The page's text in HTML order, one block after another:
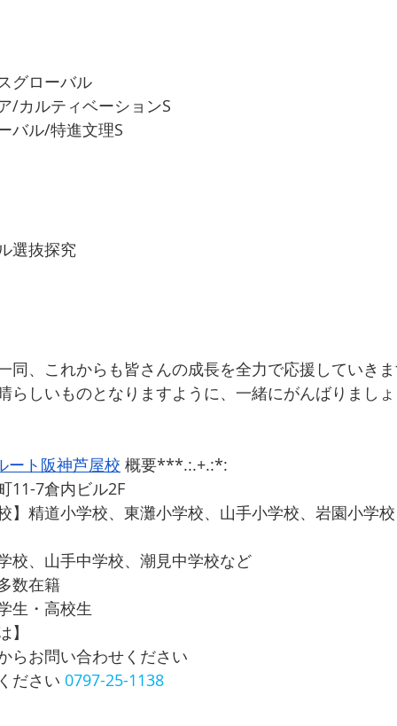
グローバル
/カルティベーションS
バル/特進文理S
選抜探究
同、これからも皆さんの成長を全力で応援していきま
らしいものとなりますように、一緒にがんばりましょ
ート阪神芦屋校 概要***.:.+.:*:
11-7倉内ビル2F
】精道小学校、東灘小学校、山手小学校、岩園小学校
校、山手中学校、潮見中学校など
数在籍
生・高校生
らお問い合わせください
ださい 0797-25-1138